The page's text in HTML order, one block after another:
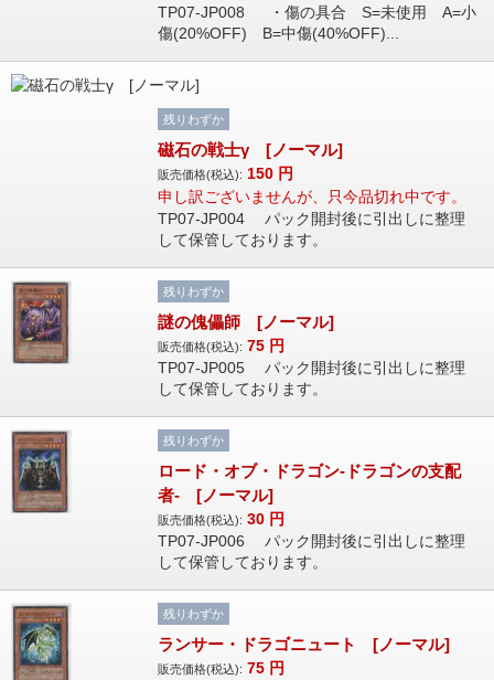
TP07-JP008 ・傷の具合 S=未使用 A=小
傷(20%OFF) B=中傷(40%OFF)...
残りわずか
磁石の戦士γ [ノーマル]
販売価格(税込): 150 円
申し訳ございませんが、只今品切れ中です。
TP07-JP004 パック開封後に引出しに整理
して保管しております。
残りわずか
謎の傀儡師 [ノーマル]
販売価格(税込): 75 円
TP07-JP005 パック開封後に引出しに整理
して保管しております。
残りわずか
ロード・オブ・ドラゴン-ドラゴンの支配
者- [ノーマル]
販売価格(税込): 30 円
TP07-JP006 パック開封後に引出しに整理
して保管しております。
残りわずか
ランサー・ドラゴニュート [ノーマル]
販売価格(税込): 75 円